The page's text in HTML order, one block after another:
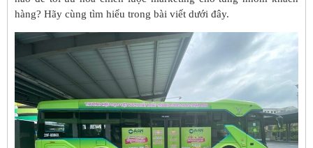
hàng? Hãy cùng tìm hiểu trong bài viết dưới đây.